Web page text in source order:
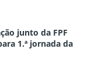
junto da FPF
1.ª jornada da